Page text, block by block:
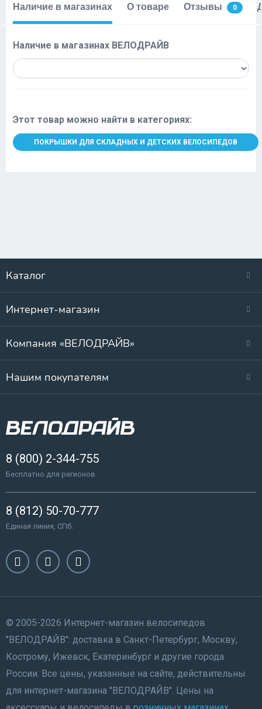
Наличие в магазинах О товаре Отзывы 0
Наличие в магазинах ВЕЛОДРАЙВ
Этот товар можно найти в категориях:
ПОКРЫШКИ ДЛЯ СКЛАДНЫХ И ДЕТСКИХ ВЕЛОСИПЕДОВ
Каталог
Интернет-магазин
Компания «ВЕЛОДРАЙВ»
Нашим покупателям
8 (800) 2-344-755
Бесплатно для регионов
8 (812) 50-70-777
Единая линия, СПб.
© 2005-2026 Интернет-магазин велосипедов
"ВЕЛОДРАЙВ": доставка в Санкт-Петербург, Москву,
Кострому, Ижевск, Екатеринбург и другие города
России. Все цены, указанные на сайте, действительны
для интернет-магазина "ВЕЛОДРАЙВ". Цены на